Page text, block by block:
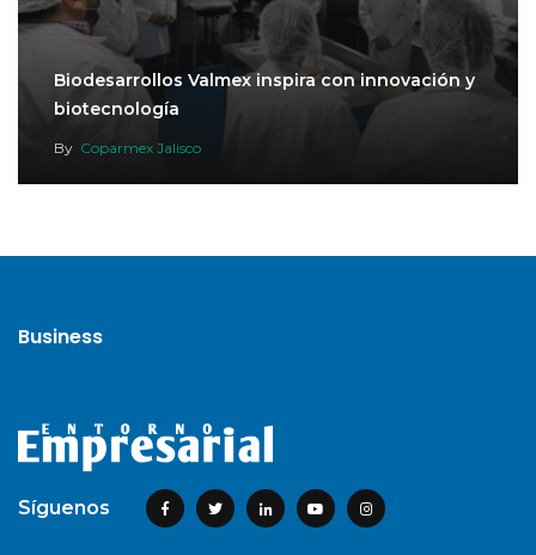
Biodesarrollos Valmex inspira con innovación y
biotecnología
By Coparmex Jalisco
Business
Síguenos